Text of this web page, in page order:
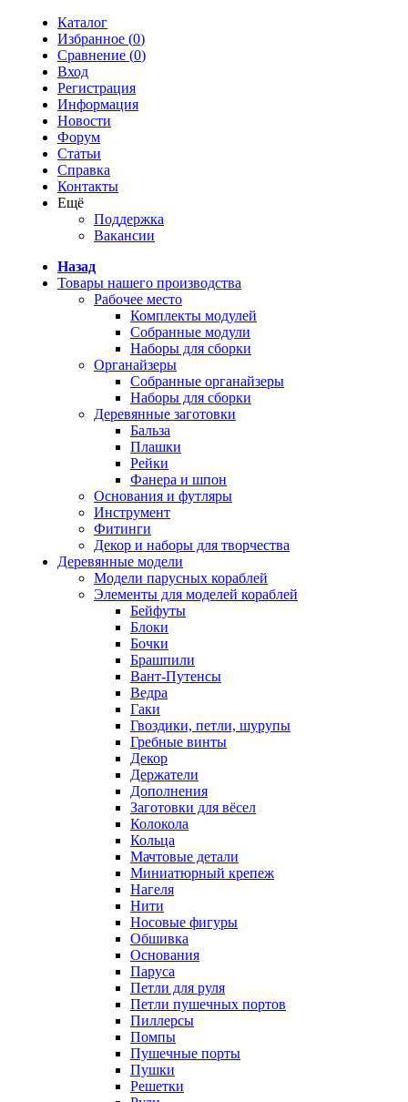
Каталог
Избранное (0)
Сравнение (0)
Вход
Регистрация
Информация
Новости
Форум
Статьи
Справка
Контакты
Ещё
Поддержка
Вакансии
Назад
Товары нашего производства
Рабочее место
Комплекты модулей
Собранные модули
Наборы для сборки
Органайзеры
Собранные органайзеры
Наборы для сборки
Деревянные заготовки
Бальза
Плашки
Рейки
Фанера и шпон
Основания и футляры
Инструмент
Фитинги
Декор и наборы для творчества
Деревянные модели
Модели парусных кораблей
Элементы для моделей кораблей
Бейфуты
Блоки
Бочки
Брашпили
Вант-Путенсы
Ведра
Гаки
Гвоздики, петли, шурупы
Гребные винты
Декор
Держатели
Дополнения
Заготовки для вёсел
Колокола
Кольца
Мачтовые детали
Миниатюрный крепеж
Нагеля
Нити
Носовые фигуры
Обшивка
Основания
Паруса
Петли для руля
Петли пушечных портов
Пиллерсы
Помпы
Пушечные порты
Пушки
Решетки